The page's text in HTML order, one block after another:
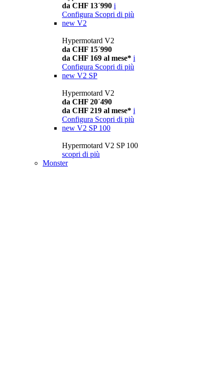
da CHF 13´990 i
Configura Scopri di più
new V2
Hypermotard V2
da CHF 15´990
da CHF 169 al mese* i
Configura Scopri di più
new V2 SP
Hypermotard V2
da CHF 20´490
da CHF 219 al mese* i
Configura Scopri di più
new V2 SP 100
Hypermotard V2 SP 100
scopri di più
Monster